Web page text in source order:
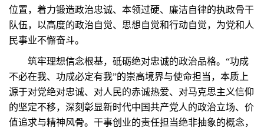
位置，着力锻造政治忠诚、本领过硬、廉洁自律的执政骨干
队伍，以高度的政治自觉、思想自觉和行动自觉，为党和人
民事业不懈奋斗。
筑牢理想信念根基，砥砺绝对忠诚的政治品格。“功成
不必在我、功成必定有我”的崇高境界与使命担当，本质上
源于对党绝对忠诚、对人民的赤诚热爱、对马克思主义信仰
的坚定不移，深刻彰显新时代中国共产党人的政治立场、价
值追求与精神风骨。干事创业的责任担当绝非抽象的概念，